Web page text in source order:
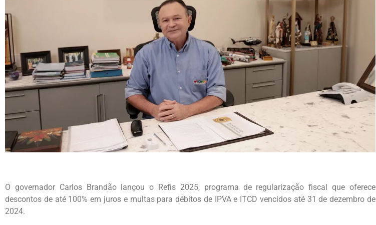
O governador Carlos Brandão lançou o Refis 2025, programa de regularização fiscal que oferece
descontos de até 100% em juros e multas para débitos de IPVA e ITCD vencidos até 31 de dezembro de
2024.